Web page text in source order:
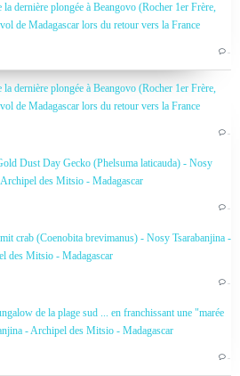
dernière plongée à Beangovo (Rocher 1er Frère,
de Madagascar lors du retour vers la France
…
dernière plongée à Beangovo (Rocher 1er Frère,
de Madagascar lors du retour vers la France
…
Dust Day Gecko (Phelsuma laticauda) - Nosy
des Mitsio - Madagascar
…
crab (Coenobita brevimanus) - Nosy Tsarabanjina -
des Mitsio - Madagascar
…
de la plage sud ... en franchissant une "marée
- Archipel des Mitsio - Madagascar
…